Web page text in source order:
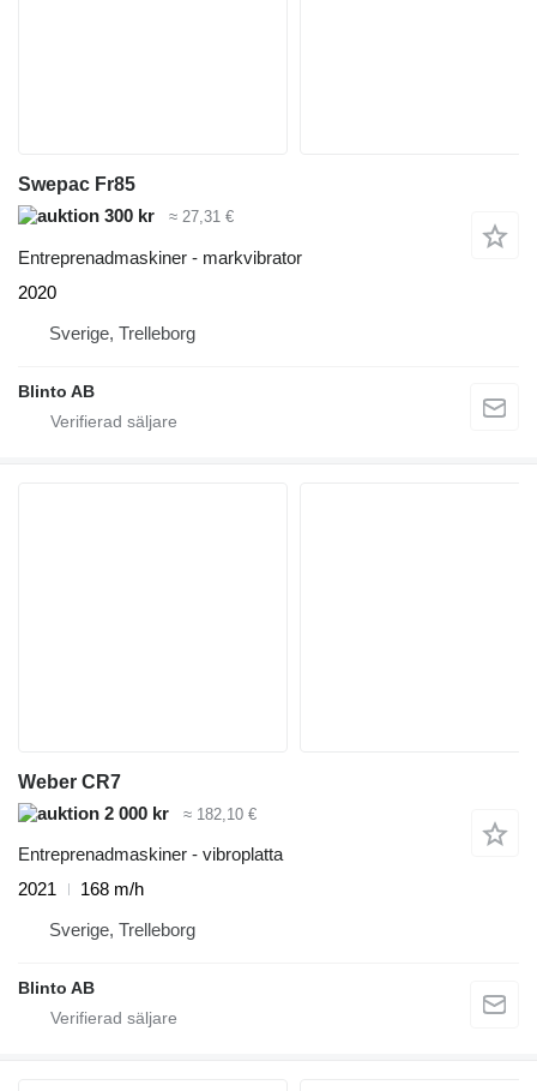
Swepac Fr85
300 kr
≈ 27,31 €
Entreprenadmaskiner - markvibrator
2020
Sverige, Trelleborg
Blinto AB
Weber CR7
2 000 kr
≈ 182,10 €
Entreprenadmaskiner - vibroplatta
2021
168 m/h
Sverige, Trelleborg
Blinto AB